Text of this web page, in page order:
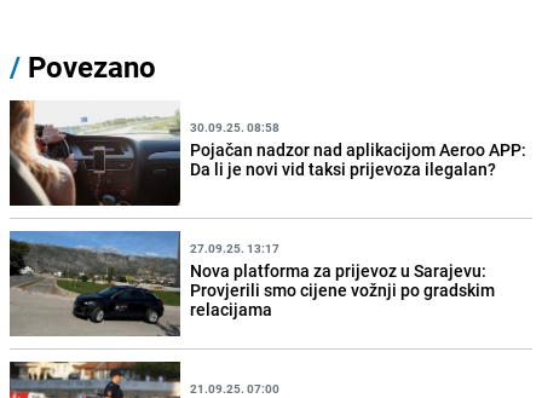
/ Povezano
30.09.25. 08:58
Pojačan nadzor nad aplikacijom Aeroo APP:
Da li je novi vid taksi prijevoza ilegalan?
27.09.25. 13:17
Nova platforma za prijevoz u Sarajevu:
Provjerili smo cijene vožnji po gradskim
relacijama
21.09.25. 07:00